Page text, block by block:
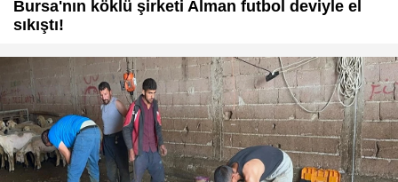
Bursa'nın köklü şirketi Alman futbol deviyle el
sıkıştı!